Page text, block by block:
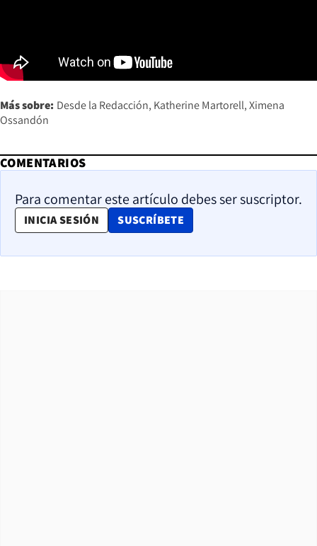
Más sobre: Desde la Redacción Katherine Martorell Ximena
Ossandón
COMENTARIOS
Para comentar este artículo debes ser suscriptor.
INICIA SESIÓN SUSCRÍBETE
OPENS IN NEW WINDOW